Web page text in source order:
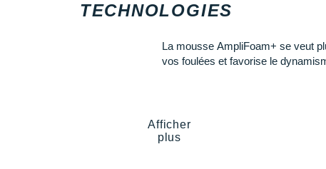
à moyennes.
spécifiquement conçue pour
conseillons la
adhérence fiable pour une
TECHNOLOGIES
La mousse AmpliFoam+ se veut
vos foulées et favorise le
Afficher
plus